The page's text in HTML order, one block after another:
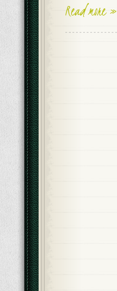
Read more »